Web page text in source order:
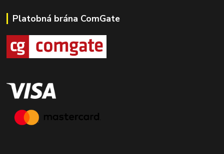
Platobná brána ComGate